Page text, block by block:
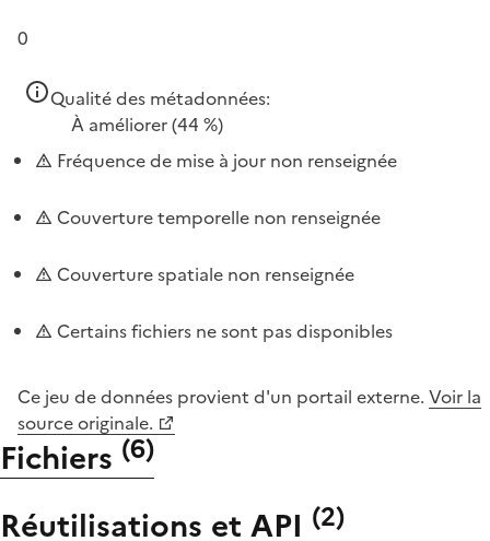
0
Qualité des métadonnées:
À améliorer(44 %)
Fréquence de mise à jour non renseignée
Couverture temporelle non renseignée
Couverture spatiale non renseignée
Certains fichiers ne sont pas disponibles
Ce jeu de données provient d'un portail externe. Voir la
source originale.
Fichiers (6)
Réutilisations et API (2)